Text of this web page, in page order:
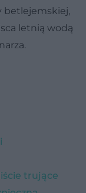
betlejemskiej,
letnią wodą
trujące